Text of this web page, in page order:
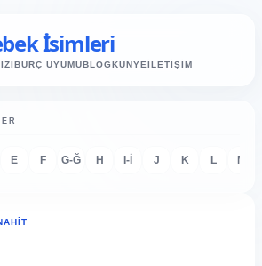
İsimleri
BURÇ UYUMUBLOGKÜNYEİLETİŞİM
E F G-Ğ H I-İ J K L M